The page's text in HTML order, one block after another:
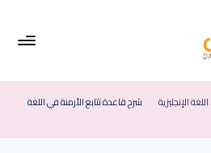
الإنجليزية
شرح قاعدة تتابع الأزمنة في اللغة